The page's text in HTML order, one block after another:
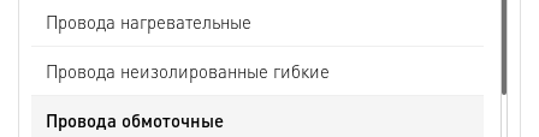
Провода нагревательные
Провода неизолированные гибкие
Провода обмоточные